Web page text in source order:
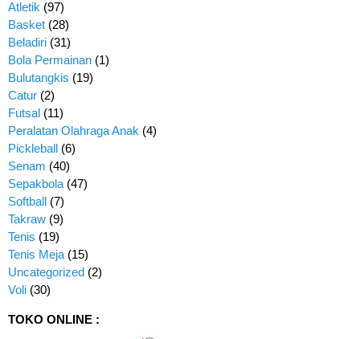
Atletik (97)
Basket (28)
Beladiri (31)
Bola Permainan (1)
Bulutangkis (19)
Catur (2)
Futsal (11)
Peralatan Olahraga Anak (4)
Pickleball (6)
Senam (40)
Sepakbola (47)
Softball (7)
Takraw (9)
Tenis (19)
Tenis Meja (15)
Uncategorized (2)
Voli (30)
TOKO ONLINE :